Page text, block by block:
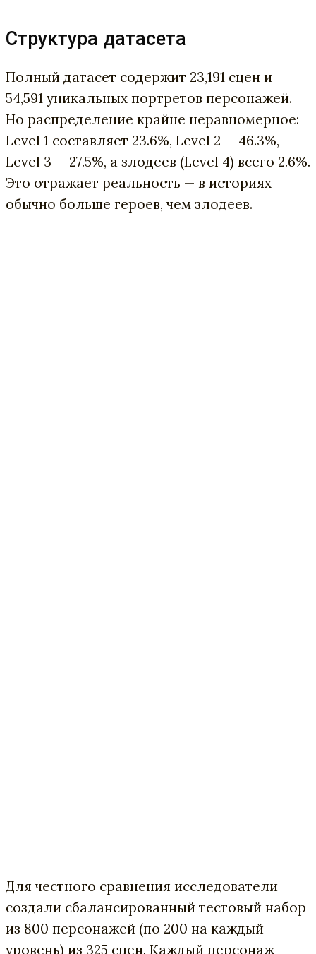
Структура датасета
Полный датасет содержит 23,191 сцен и
54,591 уникальных портретов персонажей.
Но распределение крайне неравномерное:
Level 1 составляет 23.6%, Level 2 — 46.3%,
Level 3 — 27.5%, а злодеев (Level 4) всего 2.6%.
Это отражает реальность — в историях
обычно больше героев, чем злодеев.
Для честного сравнения исследователи
создали сбалансированный тестовый набор
из 800 персонажей (по 200 на каждый
уровень) из 325 сцен. Каждый персонаж